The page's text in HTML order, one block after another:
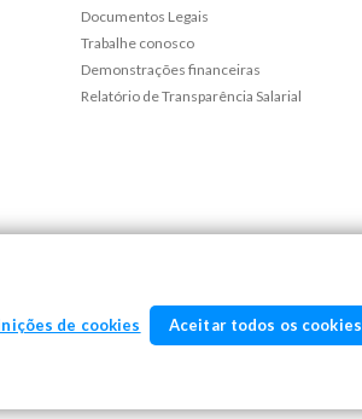
Documentos Legais
Trabalhe conosco
Demonstrações financeiras
Relatório de Transparência Salarial
09
Aceitar todos os cookies
de cookies